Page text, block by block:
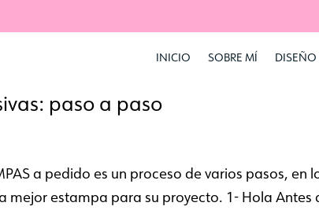
INICIO SOBRE MÍ DISEÑO
paso a paso
a pedido es un proceso de varios pasos, en
mejor estampa para su proyecto. 1- Hola Antes